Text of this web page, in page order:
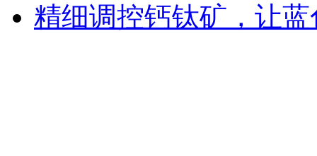
精细调控钙钛矿，让